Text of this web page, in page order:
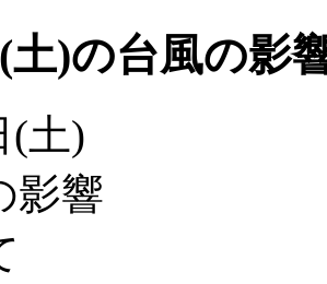
土)の台風の影